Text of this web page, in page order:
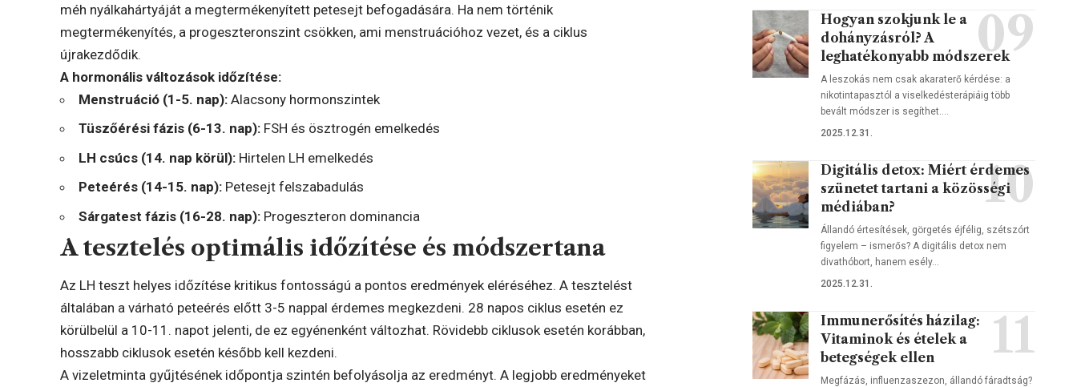
méh nyálkahártyáját a megtermékenyített petesejt befogadására. Ha nem történik
megtermékenyítés, a progeszteronszint csökken, ami menstruációhoz vezet, és a ciklus
újrakezdődik.
A hormonális változások időzítése:
Menstruáció (1-5. nap): Alacsony hormonszintek
Tüszőérési fázis (6-13. nap): FSH és ösztrogén emelkedés
LH csúcs (14. nap körül): Hirtelen LH emelkedés
Peteérés (14-15. nap): Petesejt felszabadulás
Sárgatest fázis (16-28. nap): Progeszteron dominancia
A tesztelés optimális időzítése és módszertana
Az LH teszt helyes időzítése kritikus fontosságú a pontos eredmények eléréséhez. A tesztelést
általában a várható peteérés előtt 3-5 nappal érdemes megkezdeni. 28 napos ciklus esetén ez
körülbelül a 10-11. napot jelenti, de ez egyénenként változhat. Rövidebb ciklusok esetén korábban,
hosszabb ciklusok esetén később kell kezdeni.
A vizeletminta gyűjtésének időpontja szintén befolyásolja az eredményt. A legjobb eredményeket
Hogyan szokjunk le a
dohányzásról? A
leghatékonyabb módszerek
A leszokás nem csak akaraterő kérdése: a
nikotintapasztól a viselkedésterápiáig több
bevált módszer is segíthet.…
2025.12.31.
Digitális detox: Miért érdemes
szünetet tartani a közösségi
médiában?
Állandó értesítések, görgetés éjfélig, szétszórt
figyelem – ismerős? A digitális detox nem
divathóbort, hanem esély…
2025.12.31.
Immunerősítés házilag:
Vitaminok és ételek a
betegségek ellen
Megfázás, influenzaszezon, állandó fáradtság?